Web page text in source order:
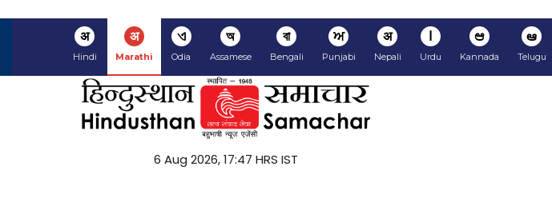
अ
Hindi
अ
Marathi
ଏ
Odia
অ
Assamese
বা
Bengali
ਅ
Punjabi
अ
Nepali
ا
Urdu
ಆ
Kannada
ఆ
Telugu
6 Aug 2026, 17:47 HRS IST